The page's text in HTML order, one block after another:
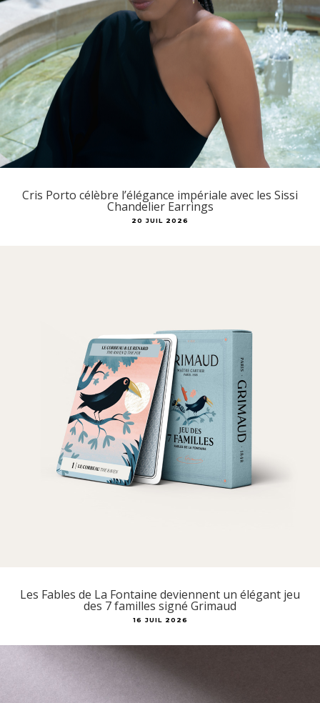
Cris Porto célèbre l’élégance impériale avec les Sissi
Chandelier Earrings
20 JUIL 2026
Les Fables de La Fontaine deviennent un élégant jeu
des 7 familles signé Grimaud
16 JUIL 2026